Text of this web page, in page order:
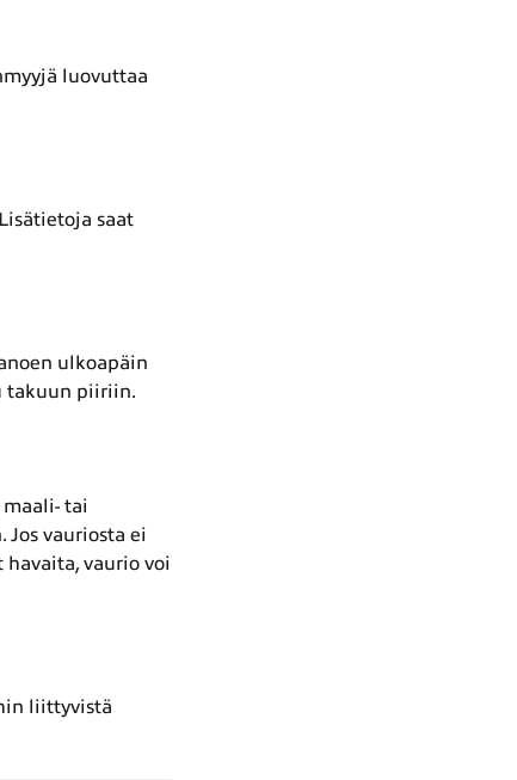
luovuttaa
saat
ulkoapäin
takuun piiriin.
tai
vauriosta ei
vaurio voi
liittyvistä